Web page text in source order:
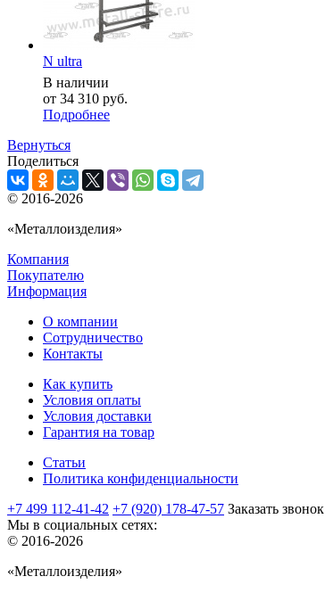
N ultra
В наличии
от 34 310 руб.
Подробнее
Вернуться
Поделиться
© 2016-2026
«Металлоизделия»
Компания
Покупателю
Информация
О компании
Сотрудничество
Контакты
Как купить
Условия оплаты
Условия доставки
Гарантия на товар
Статьи
Политика конфиденциальности
+7 499 112-41-42 +7 (920) 178-47-57 Заказать звонок
Мы в социальных сетях:
© 2016-2026
«Металлоизделия»